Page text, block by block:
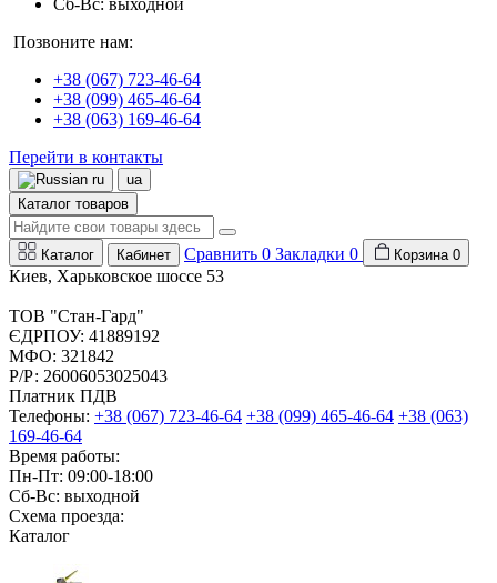
Сб-Вс: выходной
Позвоните нам:
+38 (067) 723-46-64
+38 (099) 465-46-64
+38 (063) 169-46-64
Перейти в контакты
ru
ua
Каталог товаров
Каталог Кабинет Сравнить 0 Закладки 0 Корзина 0
Киев, Харьковское шоссе 53
ТОВ "Стан-Гард"
ЄДРПОУ: 41889192
МФО: 321842
Р/Р: 26006053025043
Платник ПДВ
Телефоны: +38 (067) 723-46-64 +38 (099) 465-46-64 +38 (063)
169-46-64
Время работы:
Пн-Пт: 09:00-18:00
Сб-Вс: выходной
Схема проезда:
Каталог